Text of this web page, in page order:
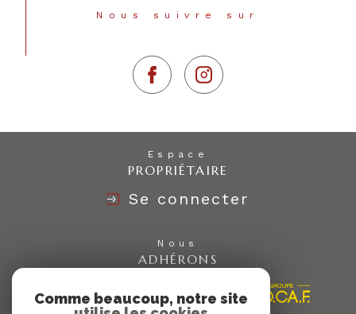
Nous suivre sur
Espace
PROPRIÉTAIRE
Se connecter
Nous
ADHÉRONS
Comme beaucoup, notre site